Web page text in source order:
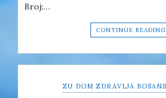
Broj:…
CONTINUE
ZU DOM ZDRAVLJA